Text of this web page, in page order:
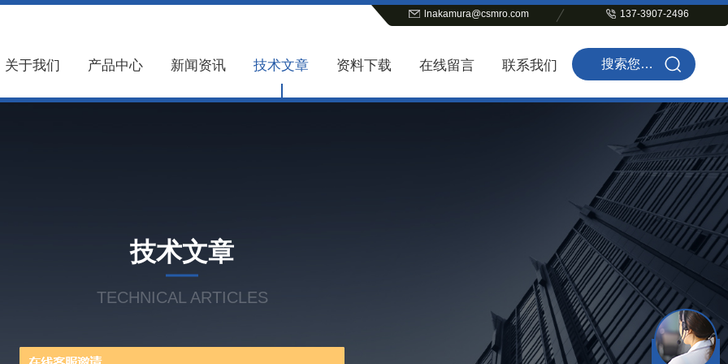
lnakamura@csmro.com 137-3907-2496
关于我们 产品中心 新闻资讯 技术文章 资料下载 在线留言 联系我们
技术文章
TECHNICAL ARTICLES